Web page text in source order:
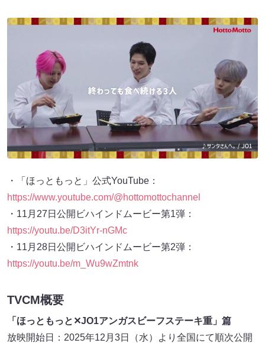
・「ほっともっと」公式YouTube：
https://www.youtube.com/@hottomottochannel
・11月27日公開ビハインドムービー第1弾：
https://youtu.be/D3itYr-nGMc
・11月28日公開ビハインドムービー第2弾：
https://youtu.be/m_Wu9wZmtnk
TVCM概要
「ほっともっと✕JO1アンガスビーフステーキ重」篇
放映開始日：2025年12月3日（水）より全国にて順次公開